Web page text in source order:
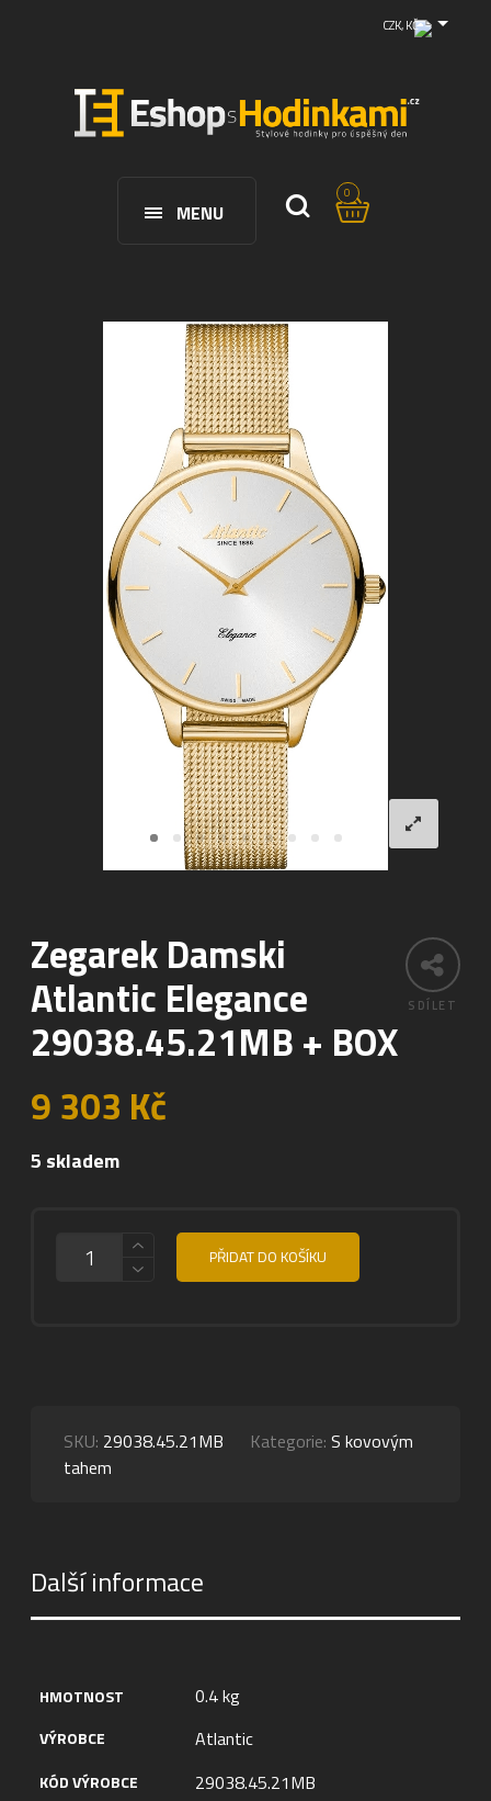
CZK, KČ
MENU
0
SDÍLET
Zegarek Damski
Atlantic Elegance
29038.45.21MB + BOX
9 303 Kč
5 skladem
PŘIDAT DO KOŠÍKU
SKU: 29038.45.21MB Kategorie:S kovovým
tahem
Další informace
HMOTNOST 0.4 kg
VÝROBCE Atlantic
KÓD VÝROBCE 29038.45.21MB